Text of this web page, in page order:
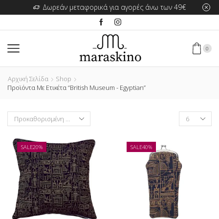
Δωρεάν μεταφορικά για αγορές άνω των 49€
0
Αρχική Σελίδα
Shop
Προϊόντα Με Ετικέτα “British Museum - Egyptian”
Products
per
SALE20% SALE40%